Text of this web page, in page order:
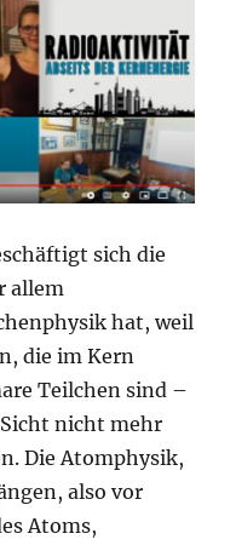
sich die
allem
hat, weil
die im Kern
Teilchen sind –
nicht mehr
Die Atomphysik,
also vor
Atoms,